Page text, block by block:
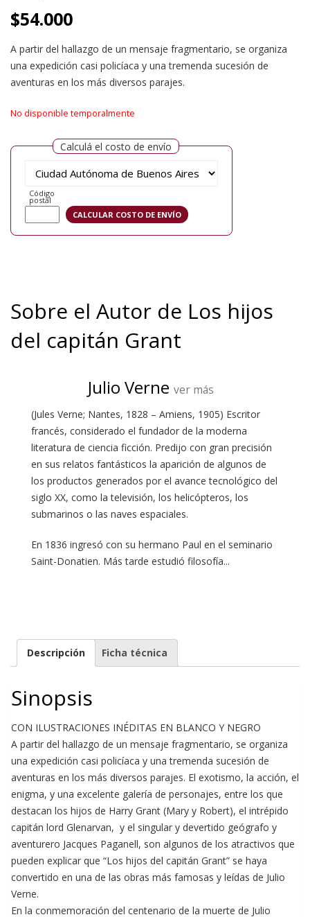
$54.000
A partir del hallazgo de un mensaje fragmentario, se organiza
una expedición casi policíaca y una tremenda sucesión de
aventuras en los más diversos parajes.
No disponible temporalmente
Calculá el costo de envío
Código
postal
Sobre el Autor de Los hijos
del capitán Grant
Julio Verne ver más
(Jules Verne; Nantes, 1828 – Amiens, 1905) Escritor
francés, considerado el fundador de la moderna
literatura de ciencia ficción. Predijo con gran precisión
en sus relatos fantásticos la aparición de algunos de
los productos generados por el avance tecnológico del
siglo XX, como la televisión, los helicópteros, los
submarinos o las naves espaciales.
En 1836 ingresó con su hermano Paul en el seminario
Saint-Donatien. Más tarde estudió filosofía...
Descripción Ficha técnica
Sinopsis
CON ILUSTRACIONES INÉDITAS EN BLANCO Y NEGRO
A partir del hallazgo de un mensaje fragmentario, se organiza
una expedición casi policíaca y una tremenda sucesión de
aventuras en los más diversos parajes. El exotismo, la acción, el
enigma, y una excelente galería de personajes, entre los que
destacan los hijos de Harry Grant (Mary y Robert), el intrépido
capitán lord Glenarvan, y el singular y devertido geógrafo y
aventurero Jacques Paganell, son algunos de los atractivos que
pueden explicar que “Los hijos del capitán Grant” se haya
convertido en una de las obras más famosas y leídas de Julio
Verne.
En la conmemoración del centenario de la muerte de Julio